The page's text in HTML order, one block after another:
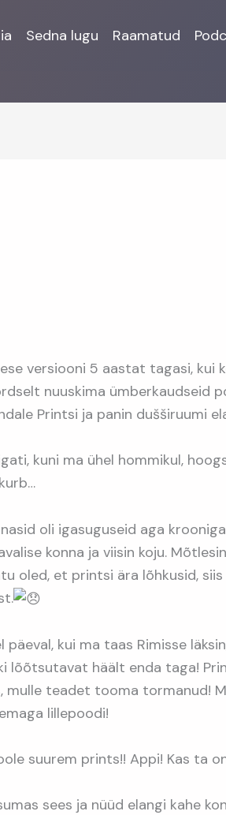
Sedna lugu Raamatud
versiooni 5 aastat tagasi, kui
nuuskima ümberkaudseid
Printsi ja panin dušširuumi
kuni ma ühel hommikul,
oli igasuguseid aga
konna ja viisin koju.
oled, et printsi ära lõhkusid,
päeval, kui ma taas Rimisse
lõõtsutavat häält enda taga!
mulle teadet tooma tormanud!
lillepoodi!
suurem prints!! Appi! Kas ta
sees ja nüüd elangi kahe